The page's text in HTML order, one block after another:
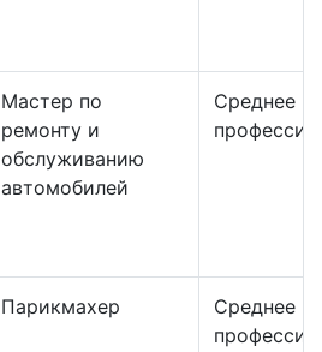
Мастер по
ремонту и
обслуживанию
автомобилей
Среднее
Парикмахер
Среднее